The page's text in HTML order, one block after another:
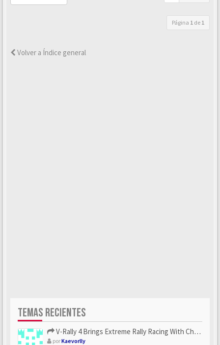
Página 1 de 1
Volver a Índice general
TEMAS RECIENTES
V-Rally 4 Brings Extreme Rally Racing With Challenging Track...
porKaevorlly